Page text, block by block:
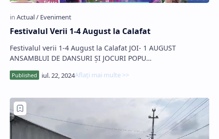
Festivalul Verii 1-4 August la Calafat
Festivalul verii 1-4 August la Calafat JOI- 1 AUGUST
ANSAMBLUI DE DANSURI ŞI JOCURI POPU…